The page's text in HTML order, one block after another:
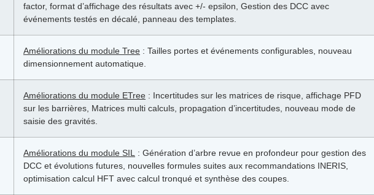
factor, format d’affichage des résultats avec +/- epsilon, Gestion des DCC avec
événements testés en décalé, panneau des templates.
Améliorations du module Tree : Tailles portes et événements configurables, nouveau
dimensionnement automatique.
Améliorations du module ETree : Incertitudes sur les matrices de risque, affichage PFD
sur les barrières, Matrices multi calculs, propagation d’incertitudes, nouveau mode de
saisie des gravités.
Améliorations du module SIL
: Génération d’arbre revue en profondeur pour gestion des
DCC et évolutions futures, nouvelles formules suites aux recommandations INERIS,
optimisation calcul HFT avec calcul tronqué et synthèse des coupes.